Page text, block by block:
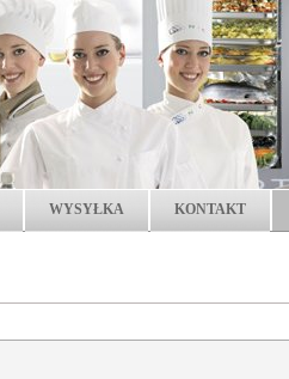
WYSYŁKA KONTAKT